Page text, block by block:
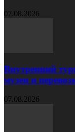
07.08.2026
Внутренний
музеи и
07.08.2026